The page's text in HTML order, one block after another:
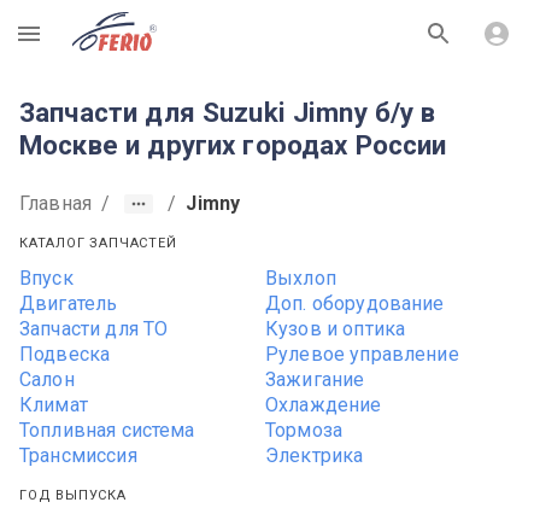
R
Запчасти для Suzuki Jimny б/у в
Москве и других городах России
Главная / / Jimny
КАТАЛОГ ЗАПЧАСТЕЙ
Впуск
Выхлоп
Двигатель
Доп. оборудование
Запчасти для ТО
Кузов и оптика
Подвеска
Рулевое управление
Салон
Зажигание
Климат
Охлаждение
Топливная система
Тормоза
Трансмиссия
Электрика
ГОД ВЫПУСКА